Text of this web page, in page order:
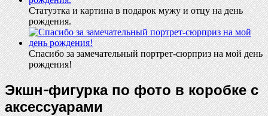
Статуэтка и картина в подарок мужу и отцу на день
рождения.
Спасибо за замечательный портрет-сюрприз на мой день
рождения!
Экшн-фигурка по фото в коробке с
аксессуарами